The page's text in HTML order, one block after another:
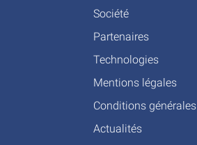
Société
Partenaires
Technologies
Mentions légales
Conditions générales
Actualités